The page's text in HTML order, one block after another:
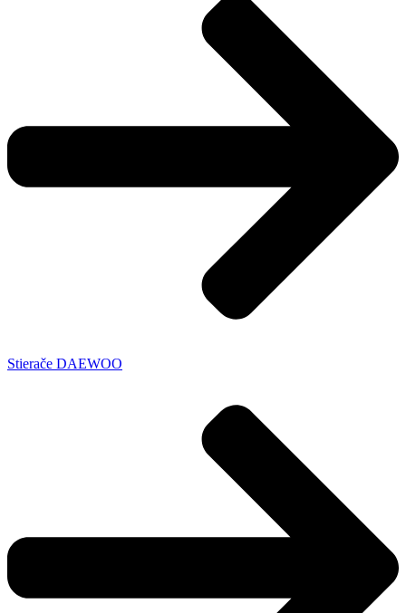
Stierače DAEWOO